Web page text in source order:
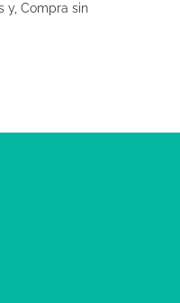
y, Compra sin